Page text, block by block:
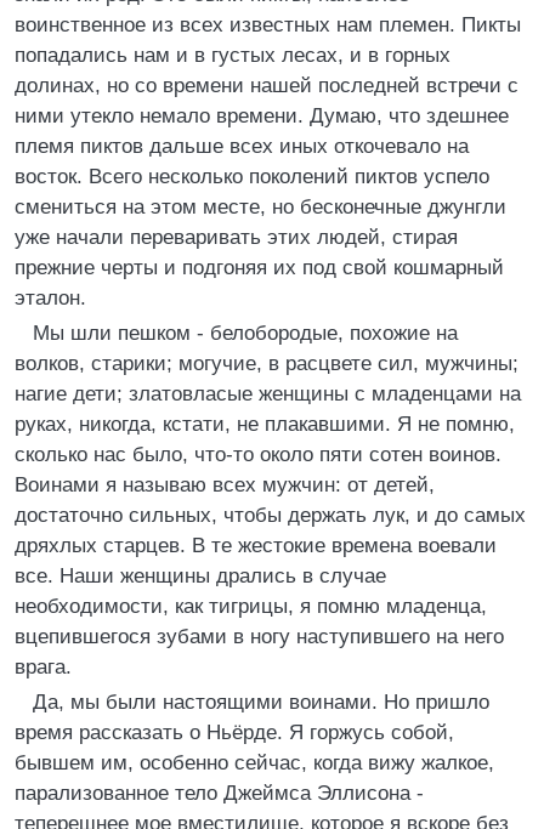
воинственное из всех известных нам племен. Пикты
попадались нам и в густых лесах, и в горных
долинах, но со времени нашей последней встречи с
ними утекло немало времени. Думаю, что здешнее
племя пиктов дальше всех иных откочевало на
восток. Всего несколько поколений пиктов успело
смениться на этом месте, но бесконечные джунгли
уже начали переваривать этих людей, стирая
прежние черты и подгоняя их под свой кошмарный
эталон.
Мы шли пешком - белобородые, похожие на
волков, старики; могучие, в расцвете сил, мужчины;
нагие дети; златовласые женщины с младенцами на
руках, никогда, кстати, не плакавшими. Я не помню,
сколько нас было, что-то около пяти сотен воинов.
Воинами я называю всех мужчин: от детей,
достаточно сильных, чтобы держать лук, и до самых
дряхлых старцев. В те жестокие времена воевали
все. Наши женщины дрались в случае
необходимости, как тигрицы, я помню младенца,
вцепившегося зубами в ногу наступившего на него
врага.
Да, мы были настоящими воинами. Но пришло
время рассказать о Ньёрде. Я горжусь собой,
бывшем им, особенно сейчас, когда вижу жалкое,
парализованное тело Джеймса Эллисона -
теперешнее мое вместилище, которое я вскоре без